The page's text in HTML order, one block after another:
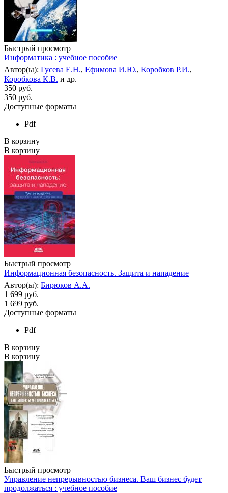
Быстрый просмотр
Информатика : учебное пособие
Автор(ы): Гусева Е.Н., Ефимова И.Ю., Коробков Р.И.,
Коробкова К.В. и др.
350 руб.
350 руб.
Доступные форматы
Pdf
В корзину
В корзину
Быстрый просмотр
Информационная безопасность. Защита и нападение
Автор(ы): Бирюков А.А.
1 699 руб.
1 699 руб.
Доступные форматы
Pdf
В корзину
В корзину
Быстрый просмотр
Управление непрерывностью бизнеса. Ваш бизнес будет
продолжаться : учебное пособие